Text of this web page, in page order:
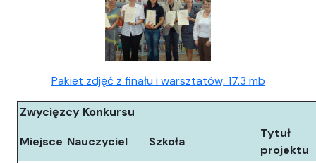
Pakiet zdjęć z finału i warsztatów, 17.3 mb
Zwycięzcy Konkursu
Miejsce Nauczyciel Szkoła
Tytuł
projektu